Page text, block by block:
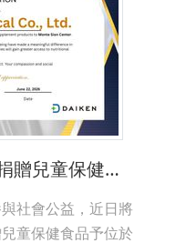
大研生醫跨海送愛心 捐贈兒童保健食品至美國
社會公益，近日將
童保健食品予位於